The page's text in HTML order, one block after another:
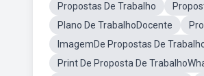
Propostas De Trabalho
Plano De TrabalhoDocente
ImagemDe Propostas De
Print De Proposta De